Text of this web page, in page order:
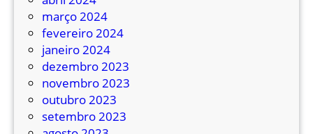
março 2024
fevereiro 2024
janeiro 2024
dezembro 2023
novembro 2023
outubro 2023
setembro 2023